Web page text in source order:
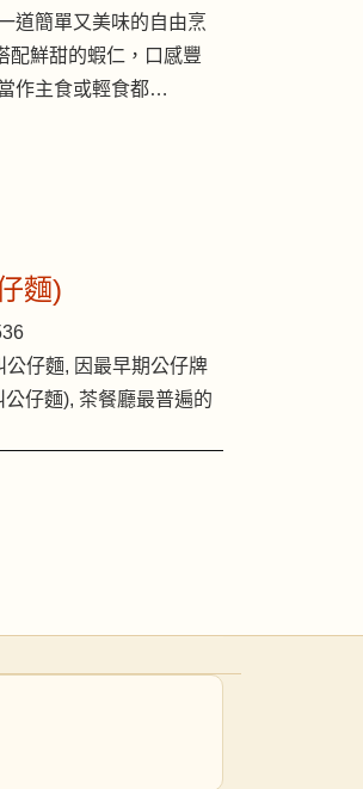
道簡單又美味的自由烹
配鮮甜的蝦仁，口感豐
作主食或輕食都…
麵)
仔麵, 因最早期公仔牌
仔麵), 茶餐廳最普遍的